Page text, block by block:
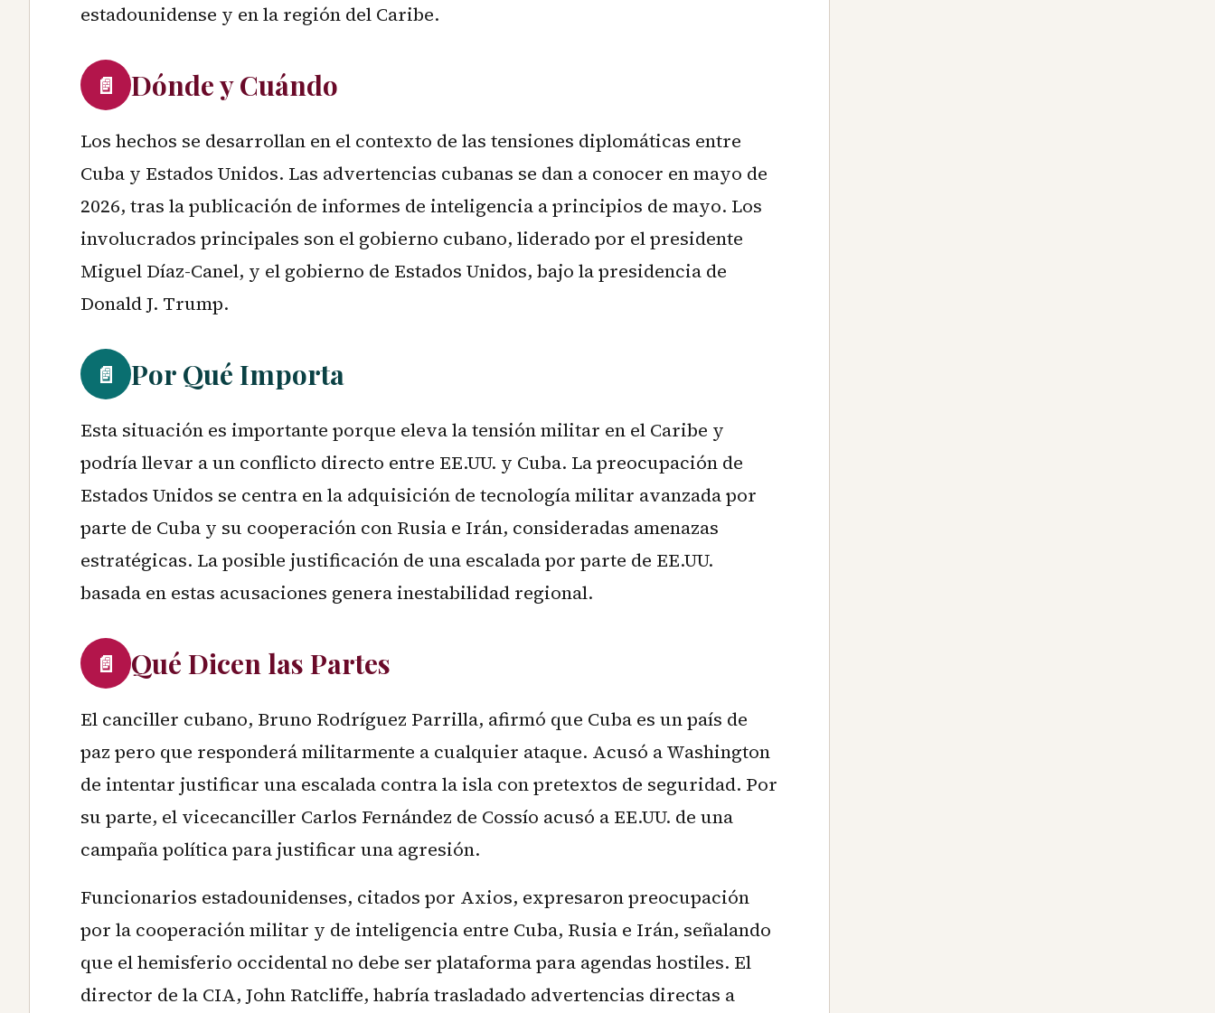
estadounidense y en la región del Caribe.
📄 Dónde y Cuándo
Los hechos se desarrollan en el contexto de las tensiones diplomáticas entre
Cuba y Estados Unidos. Las advertencias cubanas se dan a conocer en mayo de
2026, tras la publicación de informes de inteligencia a principios de mayo. Los
involucrados principales son el gobierno cubano, liderado por el presidente
Miguel Díaz-Canel, y el gobierno de Estados Unidos, bajo la presidencia de
Donald J. Trump.
📄 Por Qué Importa
Esta situación es importante porque eleva la tensión militar en el Caribe y
podría llevar a un conflicto directo entre EE.UU. y Cuba. La preocupación de
Estados Unidos se centra en la adquisición de tecnología militar avanzada por
parte de Cuba y su cooperación con Rusia e Irán, consideradas amenazas
estratégicas. La posible justificación de una escalada por parte de EE.UU.
basada en estas acusaciones genera inestabilidad regional.
📄 Qué Dicen las Partes
El canciller cubano, Bruno Rodríguez Parrilla, afirmó que Cuba es un país de
paz pero que responderá militarmente a cualquier ataque. Acusó a Washington
de intentar justificar una escalada contra la isla con pretextos de seguridad. Por
su parte, el vicecanciller Carlos Fernández de Cossío acusó a EE.UU. de una
campaña política para justificar una agresión.
Funcionarios estadounidenses, citados por Axios, expresaron preocupación
por la cooperación militar y de inteligencia entre Cuba, Rusia e Irán, señalando
que el hemisferio occidental no debe ser plataforma para agendas hostiles. El
director de la CIA, John Ratcliffe, habría trasladado advertencias directas a